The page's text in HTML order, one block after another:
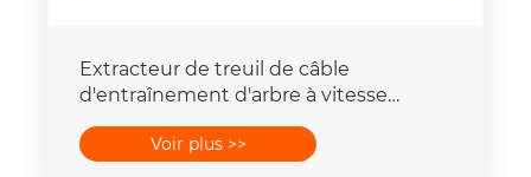
Treuil portatif de cabestan de
construction de puissance, réglage de
Polonais de grue treuil de 8 tonnes
Voir plus >>